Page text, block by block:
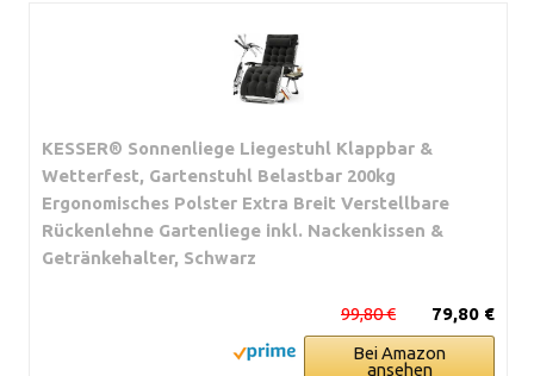
KESSER® Sonnenliege Liegestuhl Klappbar &
Wetterfest, Gartenstuhl Belastbar 200kg
Ergonomisches Polster Extra Breit Verstellbare
Rückenlehne Gartenliege inkl. Nackenkissen &
Getränkehalter, Schwarz
79,80 €
99,80 €
Bei Amazon
ansehen